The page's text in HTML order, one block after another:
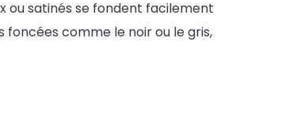
ou satinés se fondent facilement
comme le noir ou le gris,